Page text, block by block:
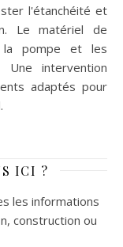
l'étanchéité et
Le matériel de
la pompe et les
Une intervention
adaptés pour
ICI ?
les informations
construction ou